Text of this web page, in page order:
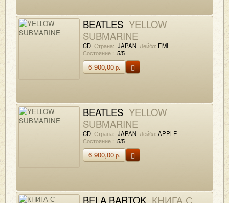
BEATLES YELLOW
SUBMARINE
CD Страна: JAPAN Лейбл: EMI
Состояние : 5/5
6 900,00р.
BEATLES YELLOW
SUBMARINE
CD Страна: JAPAN Лейбл: APPLE
Состояние : 5/5
6 900,00р.
BELA BARTOK КНИГА С